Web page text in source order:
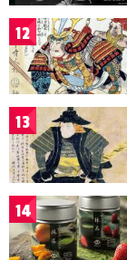
12
13
14